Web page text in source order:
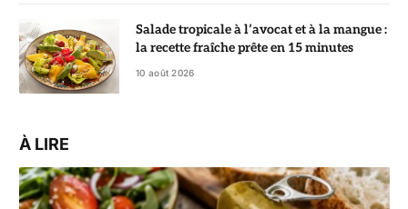
Salade tropicale à l’avocat et à la mangue :
la recette fraîche prête en 15 minutes
10 août 2026
À LIRE